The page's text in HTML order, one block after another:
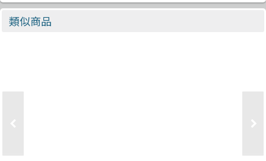
類似商品